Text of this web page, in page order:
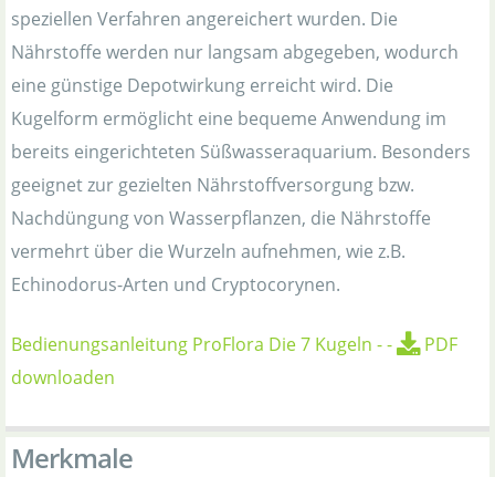
speziellen Verfahren angereichert wurden. Die
Nährstoffe werden nur langsam abgegeben, wodurch
eine günstige Depotwirkung erreicht wird. Die
Kugelform ermöglicht eine bequeme Anwendung im
bereits eingerichteten Süßwasseraquarium. Besonders
geeignet zur gezielten Nährstoffversorgung bzw.
Nachdüngung von Wasserpflanzen, die Nährstoffe
vermehrt über die Wurzeln aufnehmen, wie z.B.
Echinodorus-Arten und Cryptocorynen.
Bedienungsanleitung ProFlora Die 7 Kugeln --
PDF
downloaden
Merkmale